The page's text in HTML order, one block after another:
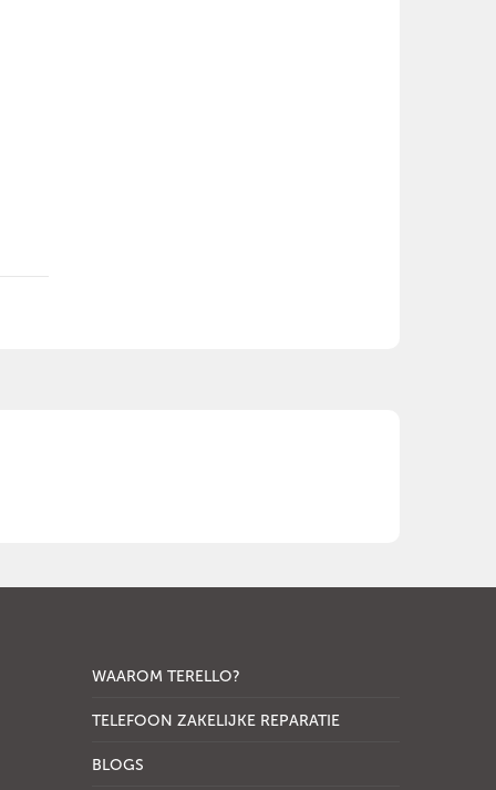
WAAROM TERELLO?
TELEFOON ZAKELIJKE REPARATIE
BLOGS